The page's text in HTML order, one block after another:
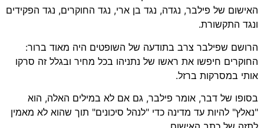
האישום של פילבר, נגדה, נגד בן ארי, נגד החוקרים, נגד הפקידים
ונגד התקשורת.
הרושם שפילבר צרב בתודעה של השופטים היה מאוד ברור:
החוקרים חיפשו את ראשו של נתניהו בכל מחיר ובגלל זה סרקו
אותי במסרקות ברזל.
בסופו של דבר, אומר פילבר, גם אם לא במילים האלה, הוא
"נאלץ" להיות עד מדינה כדי "לנהל סיכונים" תוך שהוא לא מאמין